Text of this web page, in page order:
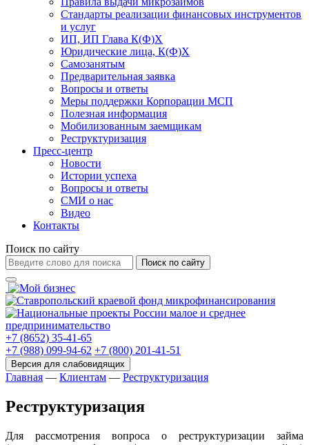
Стандарты реализации финансовых инструментов
и услуг
ИП, ИП Глава К(Ф)Х
Юридические лица, К(Ф)Х
Самозанятым
Предварительная заявка
Вопросы и ответы
Меры поддержки Корпорации МСП
Полезная информация
Мобилизованным заемщикам
Реструктуризация
Пресс-центр
Новости
Истории успеха
Вопросы и ответы
СМИ о нас
Видео
Контакты
Поиск по сайту
Поиск по сайту
+7 (8652) 35-41-65
+7 (988) 099-94-62 +7 (800) 201-41-51
Главная — Клиентам — Реструктуризация
Реструктуризация
Для рассмотрения вопроса о реструктуризации займа